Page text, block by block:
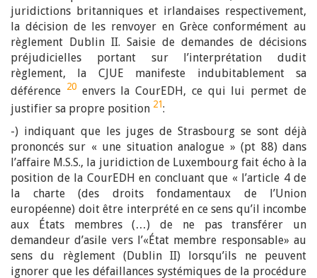
juridictions britanniques et irlandaises respectivement,
la décision de les renvoyer en Grèce conformément au
règlement Dublin II. Saisie de demandes de décisions
préjudicielles portant sur l’interprétation dudit
règlement, la CJUE manifeste indubitablement sa
déférence 20envers la CourEDH, ce qui lui permet de
justifier sa propre position 21:
-) indiquant que les juges de Strasbourg se sont déjà
prononcés sur « une situation analogue » (pt 88) dans
l’affaire M.S.S., la juridiction de Luxembourg fait écho à la
position de la CourEDH en concluant que « l’article 4 de
la charte (des droits fondamentaux de l’Union
européenne) doit être interprété en ce sens qu’il incombe
aux États membres (…) de ne pas transférer un
demandeur d’asile vers l’«État membre responsable» au
sens du règlement (Dublin II) lorsqu’ils ne peuvent
ignorer que les défaillances systémiques de la procédure